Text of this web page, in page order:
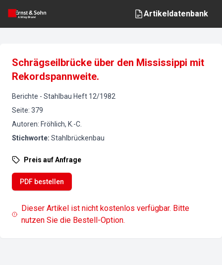
Artikeldatenbank
Schrägseilbrücke über den Mississippi mit
Rekordspannweite.
Berichte - Stahlbau Heft 12/1982
Seite: 379
Autoren: Fröhlich, K.-C.
Stichworte: Stahlbrückenbau
Preis auf Anfrage
PDF bestellen
Dieser Artikel ist nicht kostenlos verfügbar. Bitte
nutzen Sie die Bestell-Option.